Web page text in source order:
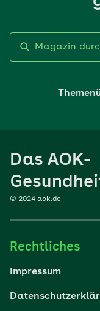
Sport
Reisen
Wohlbefinden
Das AOK-
© 2024 aok.de
Rechtliches
Impressum